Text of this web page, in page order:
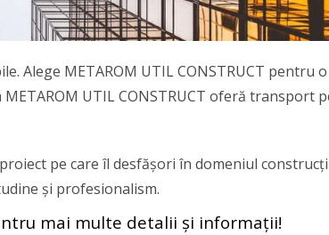
Alege METAROM UTIL CONSTRUCT pentru
UTIL CONSTRUCT oferă transport
pe care îl desfășori în domeniul
și profesionalism.
mai multe detalii și informații!